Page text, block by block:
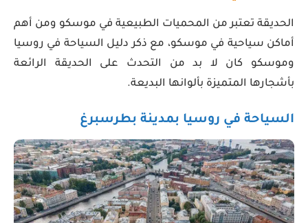
الحديقة تعتبر من المحميات الطبيعية في موسكو ومن أهم
أماكن سياحية في موسكو، مع ذكر دليل السياحة في روسيا
وموسكو كان لا بد من التحدث على الحديقة الرائعة
بأشجارها المتميزة بألوانها البديعة.
السياحة في روسيا بمدينة بطرسبرغ